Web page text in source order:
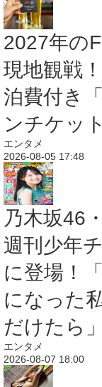
2027年の
現地観戦
泊費付き
ンチケッ
エンタメ
2026-08-05 17:48
乃木坂46
週刊少年
に登場！
になった
だけたら」
エンタメ
2026-08-07 18:00